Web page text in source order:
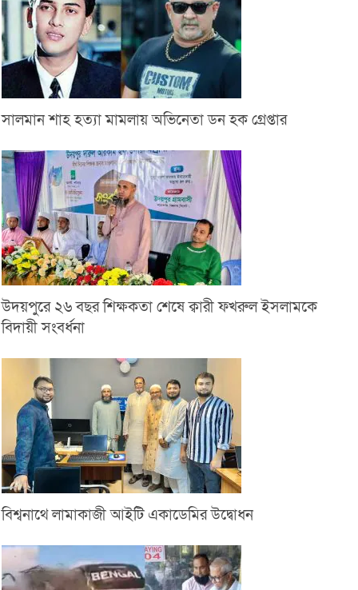
সালমান শাহ হত্যা মামলায় অভিনেতা ডন হক গ্রেপ্তার
উদয়পুরে ২৬ বছর শিক্ষকতা শেষে ক্বারী ফখরুল ইসলামকে
বিদায়ী সংবর্ধনা
বিশ্বনাথে লামাকাজী আইটি একাডেমির উদ্বোধন